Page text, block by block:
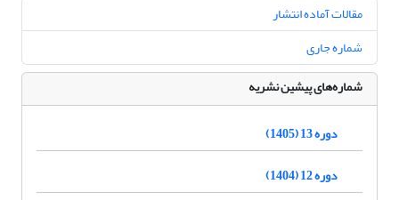
مقالات آماده انتشار
شماره جاری
شماره‌های پیشین نشریه
دوره 13 (1405)
دوره 12 (1404)